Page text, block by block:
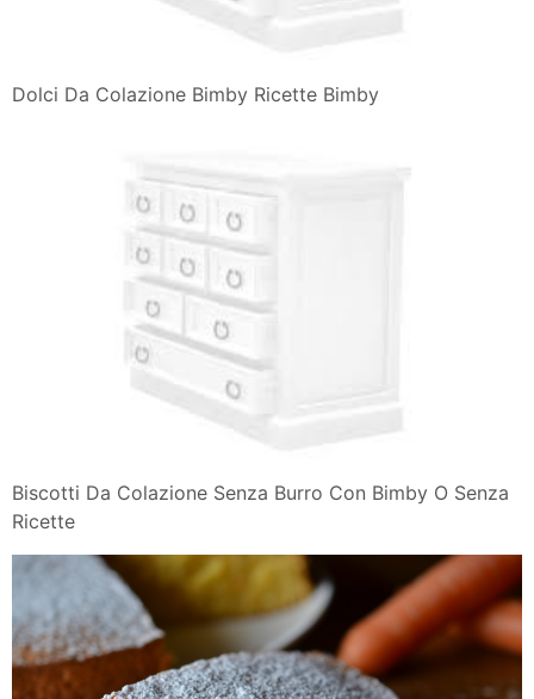
Dolci Da Colazione Bimby Ricette Bimby
Biscotti Da Colazione Senza Burro Con Bimby O Senza
Ricette